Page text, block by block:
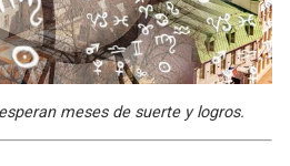
meses de suerte y logros.